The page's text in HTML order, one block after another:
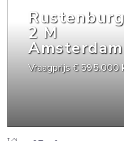
2 M
Amsterdam
Vraagprijs€ 595.000